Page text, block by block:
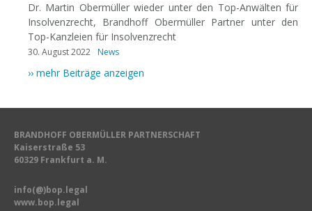
Dr. Martin Obermüller wieder unter den Top-Anwälten für
Insolvenzrecht, Brandhoff Obermüller Partner unter den
Top-Kanzleien für Insolvenzrecht
30. August 2022 News
›› mehr Beiträge anzeigen
BRANDHOFF OBERMÜLLER PARTNERSCHAFT
Kaiserstraße 53
60329 Frankfurt a. M.
info(@)bop.legal
www.bop.legal